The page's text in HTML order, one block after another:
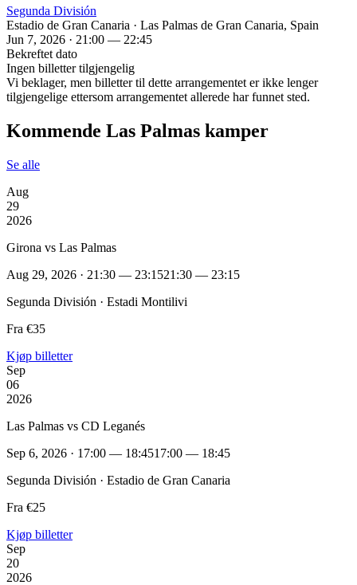
Segunda División
Estadio de Gran Canaria · Las Palmas de Gran Canaria, Spain
Jun 7, 2026 · 21:00 — 22:45
Bekreftet dato
Ingen billetter tilgjengelig
Vi beklager, men billetter til dette arrangementet er ikke lenger
tilgjengelige ettersom arrangementet allerede har funnet sted.
Kommende Las Palmas kamper
Se alle
Aug
29
2026
Girona vs Las Palmas
Aug 29, 2026 · 21:30 — 23:1521:30 — 23:15
Segunda División · Estadi Montilivi
Fra €35
Kjøp billetter
Sep
06
2026
Las Palmas vs CD Leganés
Sep 6, 2026 · 17:00 — 18:4517:00 — 18:45
Segunda División · Estadio de Gran Canaria
Fra €25
Kjøp billetter
Sep
20
2026